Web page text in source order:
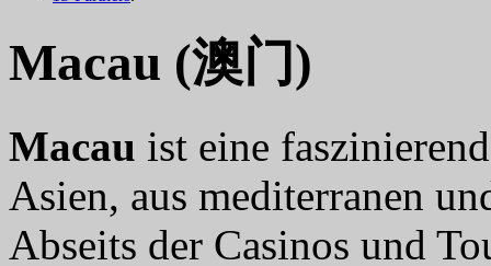
Macau (澳门)
Macau ist eine
Asien, aus mediterranen
Abseits der Casinos und